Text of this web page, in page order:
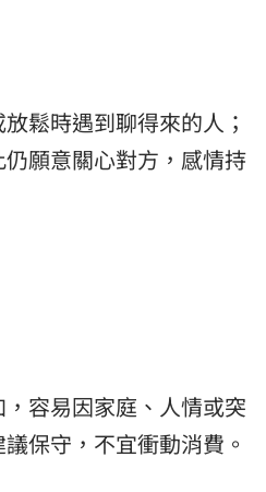
鬆時遇到聊得來的人；
願意關心對方，感情持
容易因家庭、人情或突
保守，不宜衝動消費。